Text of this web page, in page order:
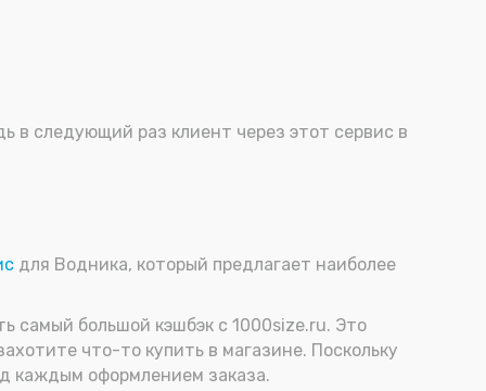
в следующий раз клиент через этот сервис в
для Водника, который предлагает наиболее
самый большой кэшбэк с 1000size.ru. Это
что-то купить в магазине. Поскольку
каждым оформлением заказа.